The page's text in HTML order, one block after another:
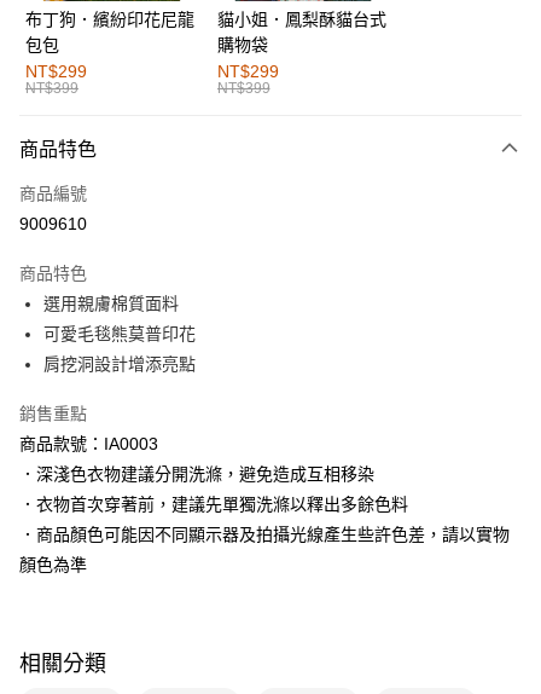
運送方式
全家取貨付款
每筆NT$60，滿NT$1,000(含以上)免運費
付款後全家取貨
萊爾富取貨付款
付款後萊爾富取貨
每筆NT$60，滿NT$1,000(含以上)免運費
7-11取貨付款
每筆NT$60，滿NT$1,000(含以上)免運費
付款後7-11取貨
每筆NT$60，滿NT$1,000(含以上)免運費
宅配
每筆NT$120，滿NT$1,000(含以上)免運費
布丁狗．繽紛印花尼龍
包包
NT$299
NT$399
貓小姐．鳳梨酥貓台式
購物袋
NT$299
NT$399
商品特色
商品編號
9009610
商品特色
選用親膚棉質面料
可愛毛毯熊莫普印花
肩挖洞設計增添亮點
銷售重點
商品款號：IA0003
．深淺色衣物建議分開洗滌，避免造成互相移染
．衣物首次穿著前，建議先單獨洗滌以釋出多餘色料
．商品顏色可能因不同顯示器及拍攝光線產生些許色差，請以實物
顏色為準
相關分類